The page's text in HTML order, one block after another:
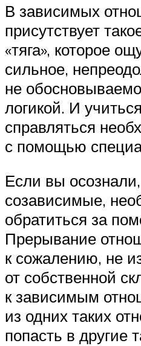
В зависимых
присутствует
«тяга», которое
сильное,
не
логикой. И
справляться
с помощью
Если вы
созависимые,
обратиться за
Прерывание
к сожалению, не
от собственной
к зависимым
из одних таких
попасть в другие